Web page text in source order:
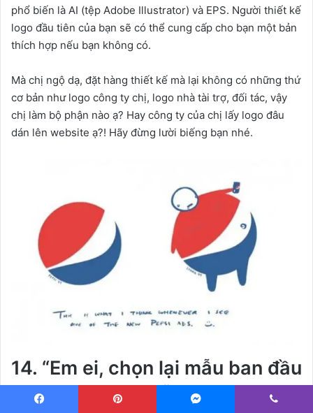
phổ biến là AI (tệp Adobe Illustrator) và EPS. Người thiết kế
logo đầu tiên của bạn sẽ có thể cung cấp cho bạn một bản
thích hợp nếu bạn không có.
Mà chị ngộ dạ, đặt hàng thiết kế mà lại không có những thứ
cơ bản như logo công ty chị, logo nhà tài trợ, đối tác, vậy
chị làm bộ phận nào ạ? Hay công ty của chị lấy logo đâu
dán lên website ạ?! Hãy đừng lười biếng bạn nhé.
14. “Em ei, chọn lại mẫu ban đầu
nhé, sếp chọn mẫu đầu tiên ấy!”